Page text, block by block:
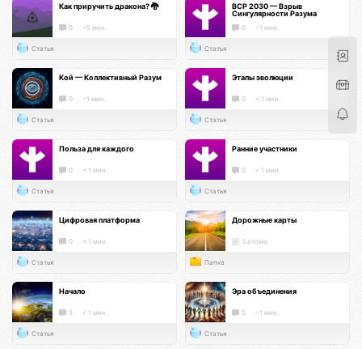
Как приручить дракона? 🐉
0 ~5 мин.
Статья
ВСР 2030 — Взрыв
Сингулярности Разума
0 ~1 мин.
Статья
Кой — Коллективный Разум
0 ~1 мин.
Статья
Этапы эволюции
0 < 1 мин.
Статья
Польза для каждого
0 < 1 мин.
Статья
Ранние участники
0 < 1 мин.
Статья
Цифровая платформа
0 < 1 мин.
Статья
Дорожные карты
3 атома
Папка
Начало
3 < 1 мин.
Статья
Эра объединения
0 ~1 мин.
Статья